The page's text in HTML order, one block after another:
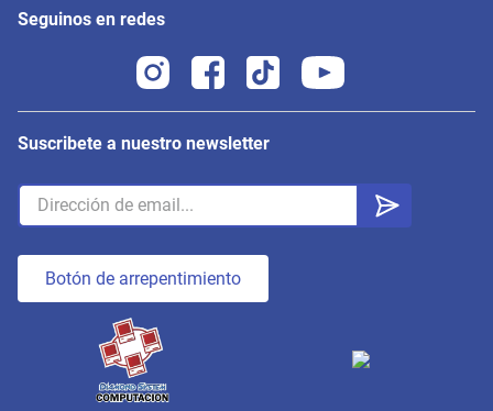
Seguinos en redes
Suscribete a nuestro newsletter
Botón de arrepentimiento